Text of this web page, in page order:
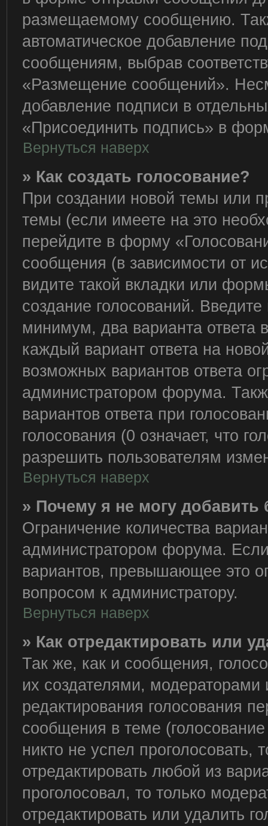
размещаемому сообщению.
автоматическое добавление
сообщениям, выбрав
«Размещение сообщений».
добавление подписи в
«Присоединить подпись» в
Вернуться наверх
» Как создать голосование?
При создании новой темы или
темы (если имеете на это
перейдите в форму
сообщения (в зависимости от
видите такой вкладки или
создание голосований.
минимум, два варианта ответа
каждый вариант ответа на
возможных вариантов ответа
администратором форума.
вариантов ответа при
голосования (0 означает, что
разрешить пользователям
Вернуться наверх
» Почему я не могу добавить
Ограничение количества
администратором форума.
вариантов, превышающее это
вопросом к администратору.
Вернуться наверх
» Как отредактировать или
Так же, как и сообщения,
их создателями,
редактирования голосования
сообщения в теме
никто не успел проголосовать,
отредактировать любой из
проголосовал, то только
отредактировать или удалить